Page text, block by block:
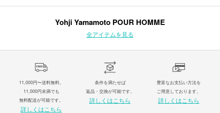
Yohji Yamamoto POUR HOMME
全アイテムを見る
11,000円〜送料無料。
11,000円未満でも
無料配送が可能です。
詳しくはこちら
条件を満たせば
返品・交換が可能です。
詳しくはこちら
豊富なお支払い方法を
ご用意しております。
詳しくはこちら